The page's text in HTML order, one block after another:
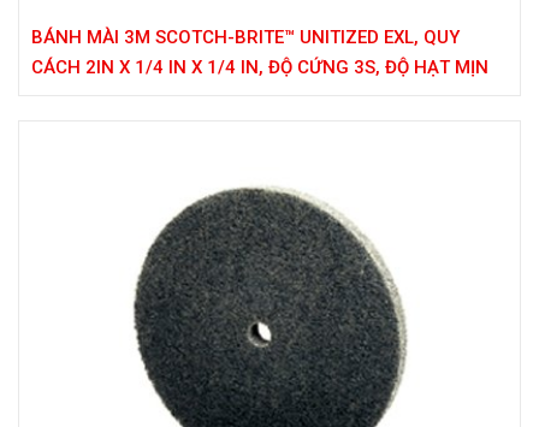
BÁNH MÀI 3M SCOTCH-BRITE™ UNITIZED EXL, QUY
CÁCH 2IN X 1/4 IN X 1/4 IN, ĐỘ CỨNG 3S, ĐỘ HẠT MỊN